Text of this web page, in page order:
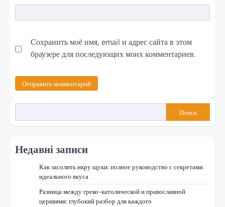
Сохранить моё имя, email и адрес сайта в этом
браузере для последующих моих комментариев.
Поиск
Недавні записи
Как засолить икру щуки: полное руководство с секретами
идеального вкуса
Разница между греко-католической и православной
церквями: глубокий разбор для каждого